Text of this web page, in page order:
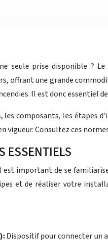
seule prise disponible ?
offrant une grande
Il est donc
les composants, les étapes
vigueur. Consultez ces
ESSENTIELS
est important de se
et de réaliser votre
Dispositif pour connecter un